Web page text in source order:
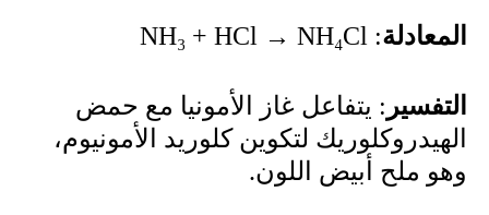
المعادلة:
NH₃ + HCl → NH₄Cl
التفسير : يتفاعل غاز الأمونيا مع حمض
الهيدروكلوريك لتكوين كلوريد الأمونيوم،
وهو ملح أبيض اللون.